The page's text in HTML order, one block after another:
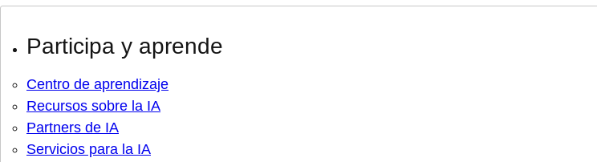
Participa y aprende
Centro de aprendizaje
Recursos sobre la IA
Partners de IA
Servicios para la IA